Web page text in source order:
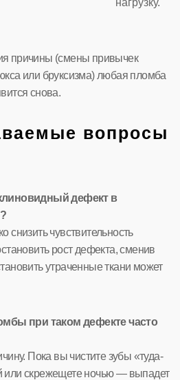
причины (смены привычек
или бруксизма) любая пломба
снова.
вопросы
дефект в
снизить чувствительность
рост дефекта, сменив
утраченные ткани может
при таком дефекте часто
Пока вы чистите зубы «туда-
или скрежещете ночью — выпадет